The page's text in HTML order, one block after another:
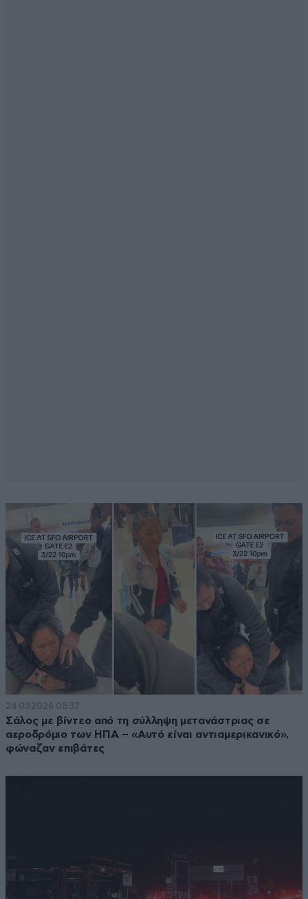
24·03·2026 08:37
Σάλος με βίντεο από τη σύλληψη μετανάστριας σε
αεροδρόμιο των ΗΠΑ – «Αυτό είναι αντιαμερικανικό»,
φώναζαν επιβάτες